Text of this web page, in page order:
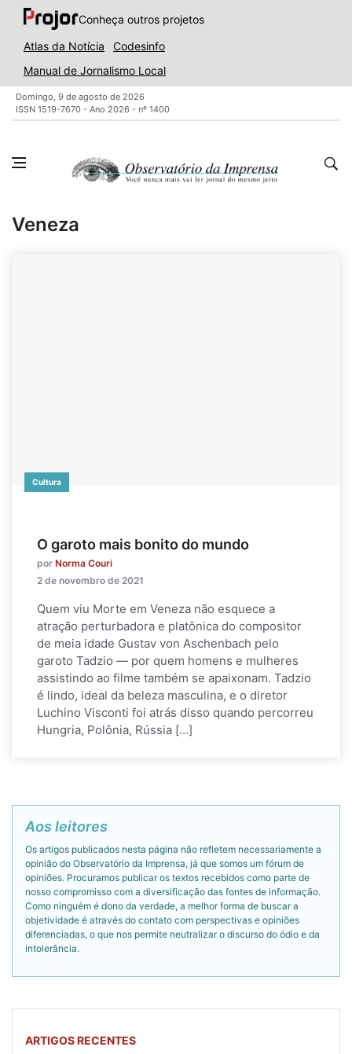
Conheça outros projetos
Atlas da Notícia
Codesinfo
Manual de Jornalismo Local
Domingo, 9 de agosto de 2026
ISSN 1519-7670 - Ano 2026 - nº 1400
Veneza
Cultura
O garoto mais bonito do mundo
por Norma Couri
2 de novembro de 2021
Quem viu Morte em Veneza não esquece a
atração perturbadora e platônica do compositor
de meia idade Gustav von Aschenbach pelo
garoto Tadzio — por quem homens e mulheres
assistindo ao filme também se apaixonam. Tadzio
é lindo, ideal da beleza masculina, e o diretor
Luchino Visconti foi atrás disso quando percorreu
Hungria, Polônia, Rússia […]
Aos leitores
Os artigos publicados nesta página não refletem necessariamente a
opinião do Observatório da Imprensa, já que somos um fórum de
opiniões. Procuramos publicar os textos recebidos como parte de
nosso compromisso com a diversificação das fontes de informação.
Como ninguém é dono da verdade, a melhor forma de buscar a
objetividade é através do contato com perspectivas e opiniões
diferenciadas, o que nos permite neutralizar o discurso do ódio e da
intolerância.
ARTIGOS RECENTES